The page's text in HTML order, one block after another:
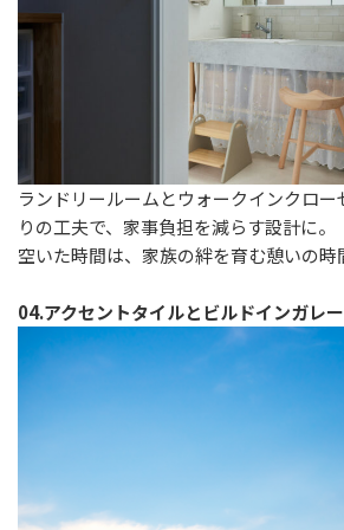
ランドリールームとウォークインクロ
りの工夫で、家事負担を減らす設計に。
空いた時間は、家族の絆を育む憩いの時
04.アクセントタイルとビルドインガレ